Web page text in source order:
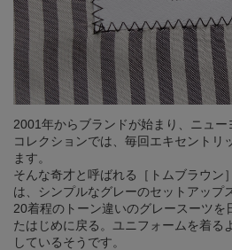
2001年からブランドが始まり、ニュー
コレクションでは、毎回エキセントリ
ます。
そんな奇才と呼ばれる［トムブラウン
は、シンプルなグレーのセットアップ
20着程のトーン違いのグレースーツを
たはじめに戻る。ユニフォームを着る
しているそうです。